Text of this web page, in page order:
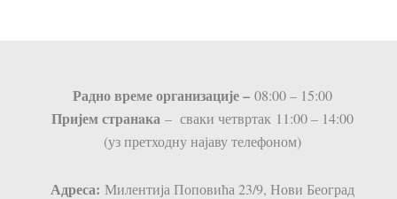
Радно време организације – 08:00 – 15:00
Пријем странaка – сваки четвртак 11:00 – 14:00
(уз претходну најаву телефоном)
Адреса: Милентија Поповића 23/9, Нови Београд